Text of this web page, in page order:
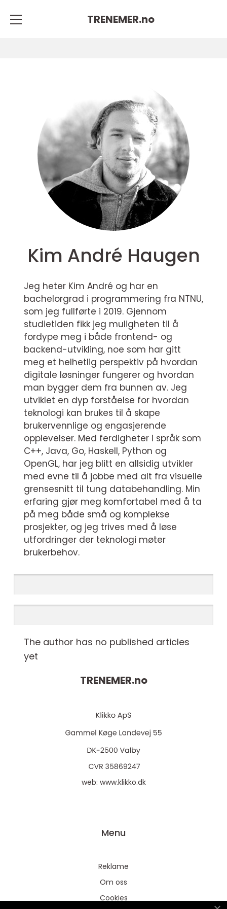
TRENEMER.no
Kim André Haugen
Jeg heter Kim André og har en
bachelorgrad i programmering fra NTNU,
som jeg fullførte i 2019. Gjennom
studietiden fikk jeg muligheten til å
fordype meg i både frontend- og
backend-utvikling, noe som har gitt
meg et helhetlig perspektiv på hvordan
digitale løsninger fungerer og hvordan
man bygger dem fra bunnen av. Jeg
utviklet en dyp forståelse for hvordan
teknologi kan brukes til å skape
brukervennlige og engasjerende
opplevelser. Med ferdigheter i språk som
C++, Java, Go, Haskell, Python og
OpenGL, har jeg blitt en allsidig utvikler
med evne til å jobbe med alt fra visuelle
grensesnitt til tung databehandling. Min
erfaring gjør meg komfortabel med å ta
på meg både små og komplekse
prosjekter, og jeg trives med å løse
utfordringer der teknologi møter
brukerbehov.
The author has no published articles
yet
TRENEMER.no
web: www.klikko.dk
Menu
Reklame
Om oss
Cookies